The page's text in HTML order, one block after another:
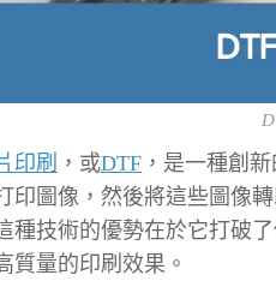
印刷 ，或DTF ，是一種創
印圖像，然後將這些圖像
種技術的優勢在於它打破
質量的印刷效果。